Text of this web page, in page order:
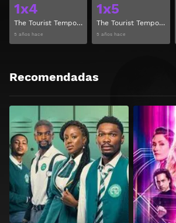
1x4
The Tourist Temporada 1 Capitulo 4
5 años hace
1x5
The Tourist Temporada 1 Capitulo 5
5 años hace
Recomendadas